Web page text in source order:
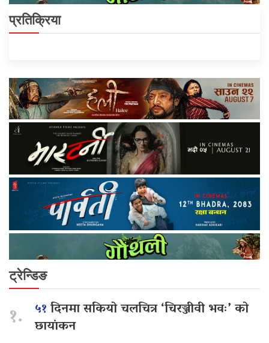
प्रतिक्रिया
ट्रेन्डिङ
१. ५१दिनमा सकियो चलचित्र ‘चिरञ्जीवी भवः’ को
छायांकन